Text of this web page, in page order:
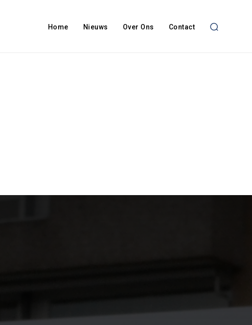
Home Nieuws Over Ons Contact